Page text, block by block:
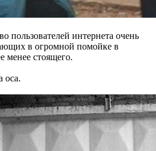
пользователей интернета очень
в огромной помойке в
менее стоящего.
оса.